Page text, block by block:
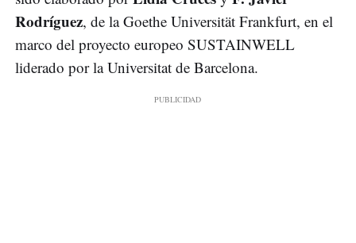
Rodríguez, de la Goethe Universität Frankfurt, en el
marco del proyecto europeo SUSTAINWELL
liderado por la Universitat de Barcelona.